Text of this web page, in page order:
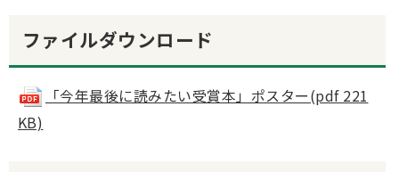
ファイルダウンロード
「今年最後に読みたい受賞本」ポスター(pdf 221
KB)